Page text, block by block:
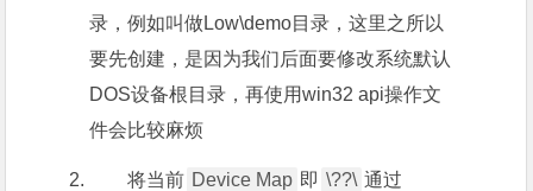
录，例如叫做Low\demo目录，这里之所以
要先创建，是因为我们后面要修改系统默认
DOS设备根目录，再使用win32 api操作文
件会比较麻烦
将当前 Device Map 即 \??\ 通过